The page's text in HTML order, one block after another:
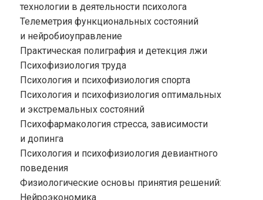
технологии в деятельности психолога
Телеметрия функциональных состояний
и нейробиоуправление
Практическая полиграфия и детекция лжи
Психофизиология труда
Психология и психофизиология спорта
Психология и психофизиология оптимальных
и экстремальных состояний
Психофармакология стресса, зависимости
и допинга
Психология и психофизиология девиантного
поведения
Физиологические основы принятия решений:
Нейроэкономика